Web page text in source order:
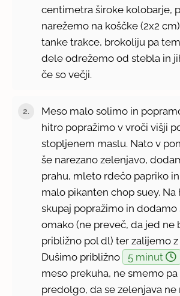
centimetra široke kolobarje,
narežemo na koščke (2x2
tanke trakce, brokoliju pa
dele odrežemo od stebla in
če so večji.
Meso malo solimo in
hitro popražimo v vroči višji
stopljenem maslu. Nato v
še narezano zelenjavo,
prahu, mleto rdečo papriko
malo pikanten chop suey. Na
skupaj popražimo in dodamo
omako (ne preveč, da jed ne
približno pol dl) ter zalijemo z
Dušimo približno
5 minut
meso prekuha, ne smemo
predolgo, da se zelenjava ne